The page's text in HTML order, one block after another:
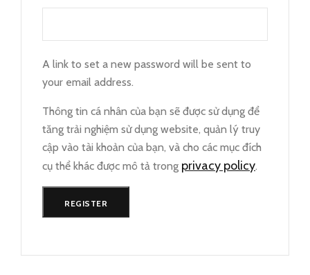
A link to set a new password will be sent to
your email address.
Thông tin cá nhân của bạn sẽ được sử dụng để
tăng trải nghiệm sử dụng website, quản lý truy
cập vào tài khoản của bạn, và cho các mục đích
cụ thể khác được mô tả trong privacy policy.
REGISTER